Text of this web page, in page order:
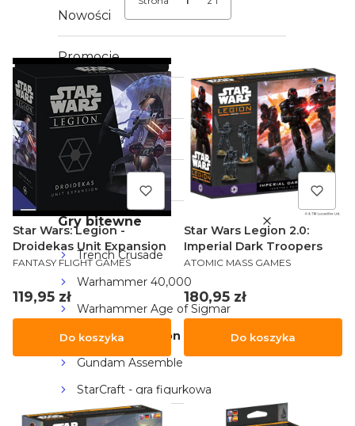
Nowości
Promocje
Outlet
Crowdfunding
Gry RPG
Gry bitewne
Trench Crusade
Warhammer 40,000
Warhammer Age of Sigmar
Star Wars Legion 1.0/2.0
Gundam Assemble
StarCraft - gra figurkowa
Star Wars: Legion -
Droidekas Unit Expansion
PRODUCENT
FANTASY FLIGHT GAMES
Cena
119,95 zł
Do koszyka
Star Wars Legion 2.0:
Imperial Dark Troopers
PRODUCENT
ATOMIC MASS GAMES
Cena
180,95 zł
Do koszyka